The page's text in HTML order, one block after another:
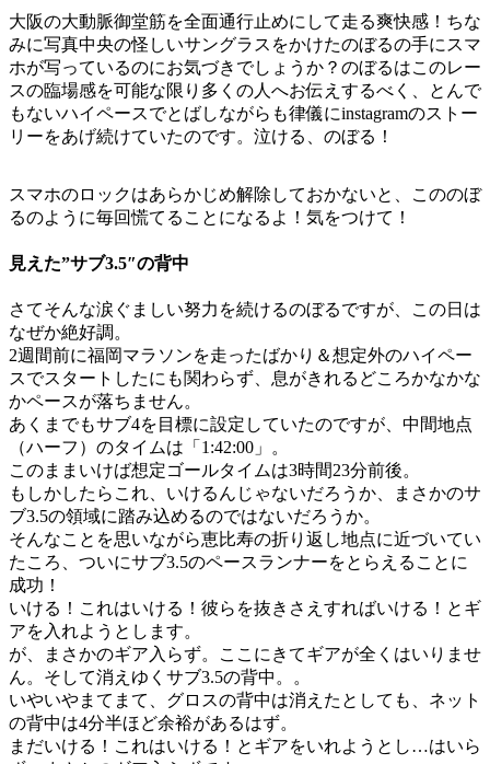
大阪の大動脈御堂筋を全面通行止めにして走る爽快感！ちな
みに写真中央の怪しいサングラスをかけたのぼるの手にスマ
ホが写っているのにお気づきでしょうか？のぼるはこのレー
スの臨場感を可能な限り多くの人へお伝えするべく、とんで
もないハイペースでとばしながらも律儀にinstagramのストー
リーをあげ続けていたのです。泣ける、のぼる！
スマホのロックはあらかじめ解除しておかないと、こののぼ
るのように毎回慌てることになるよ！気をつけて！
見えた”サブ3.5″の背中
さてそんな涙ぐましい努力を続けるのぼるですが、この日は
なぜか絶好調。
2週間前に福岡マラソンを走ったばかり＆想定外のハイペー
スでスタートしたにも関わらず、息がきれるどころかなかな
かペースが落ちません。
あくまでもサブ4を目標に設定していたのですが、中間地点
（ハーフ）のタイムは「1:42:00」。
このままいけば想定ゴールタイムは3時間23分前後。
もしかしたらこれ、いけるんじゃないだろうか、まさかのサ
ブ3.5の領域に踏み込めるのではないだろうか。
そんなことを思いながら恵比寿の折り返し地点に近づいてい
たころ、ついにサブ3.5のペースランナーをとらえることに
成功！
いける！これはいける！彼らを抜きさえすればいける！とギ
アを入れようとします。
が、まさかのギア入らず。ここにきてギアが全くはいりませ
ん。そして消えゆくサブ3.5の背中。。
いやいやまてまて、グロスの背中は消えたとしても、ネット
の背中は4分半ほど余裕があるはず。
まだいける！これはいける！とギアをいれようとし…はいら